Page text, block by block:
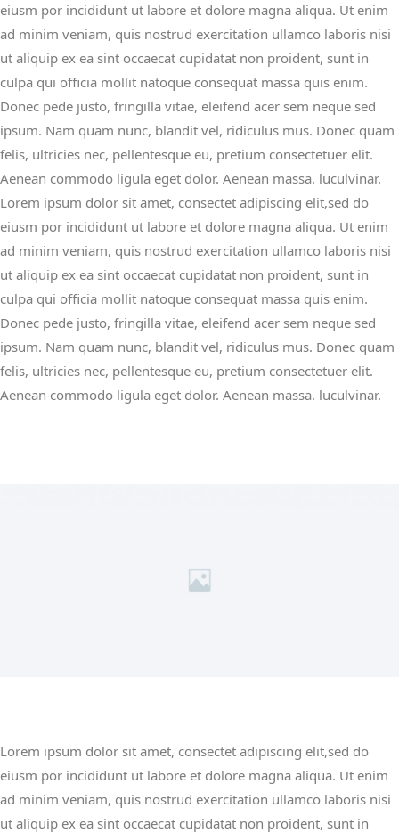
eiusm por incididunt ut labore et dolore magna aliqua. Ut enim
ad minim veniam, quis nostrud exercitation ullamco laboris nisi
ut aliquip ex ea sint occaecat cupidatat non proident, sunt in
culpa qui officia mollit natoque consequat massa quis enim.
Donec pede justo, fringilla vitae, eleifend acer sem neque sed
ipsum. Nam quam nunc, blandit vel, ridiculus mus. Donec quam
felis, ultricies nec, pellentesque eu, pretium consectetuer elit.
Aenean commodo ligula eget dolor. Aenean massa. luculvinar.
Lorem ipsum dolor sit amet, consectet adipiscing elit,sed do
eiusm por incididunt ut labore et dolore magna aliqua. Ut enim
ad minim veniam, quis nostrud exercitation ullamco laboris nisi
ut aliquip ex ea sint occaecat cupidatat non proident, sunt in
culpa qui officia mollit natoque consequat massa quis enim.
Donec pede justo, fringilla vitae, eleifend acer sem neque sed
ipsum. Nam quam nunc, blandit vel, ridiculus mus. Donec quam
felis, ultricies nec, pellentesque eu, pretium consectetuer elit.
Aenean commodo ligula eget dolor. Aenean massa. luculvinar.
Lorem ipsum dolor sit amet, consectet adipiscing elit,sed do
eiusm por incididunt ut labore et dolore magna aliqua. Ut enim
ad minim veniam, quis nostrud exercitation ullamco laboris nisi
ut aliquip ex ea sint occaecat cupidatat non proident, sunt in